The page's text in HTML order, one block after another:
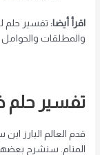
اقرأ أيضا: تفسير حلم
والمطلقات والحوامل
تفسير حلم
قدم العالم البارز
المنام. سنشرح بعضها